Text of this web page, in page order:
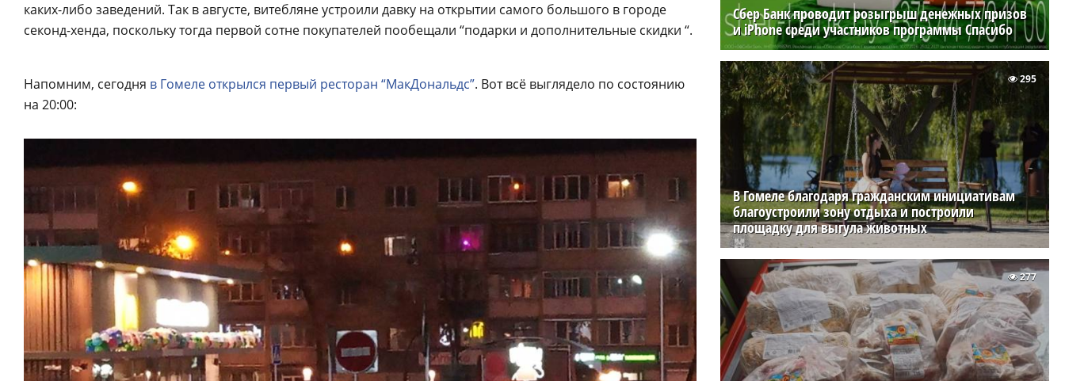
каких-либо заведений. Так в августе, витебляне устроили давку на открытии самого большого в городе
секонд-хенда, поскольку тогда первой сотне покупателей пообещали “подарки и дополнительные скидки “.
Напомним, сегодня в Гомеле открылся первый ресторан “МакДональдс”. Вот всё выглядело по состоянию
на 20:00:
Сбер Банк проводит розыгрыш денежных призов
и iPhone среди участников программы Спасибо
В Гомеле благодаря гражданским инициативам
благоустроили зону отдыха и построили
площадку для выгула животных
295
277